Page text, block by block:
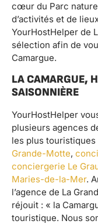
cœur du Parc
d’activités et de
YourHostHelper de
sélection afin de
Camargue.
LA CAMARGUE,
SAISONNIÈRE
YourHostHelper
plusieurs agences
les plus touristiques
Grande-Motte,
conciergerie Le
Maries-de-la-Mer.
l’agence de La
réjouit : « la
touristique. Nous